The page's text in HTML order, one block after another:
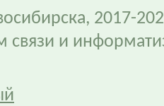
2017-
связи и